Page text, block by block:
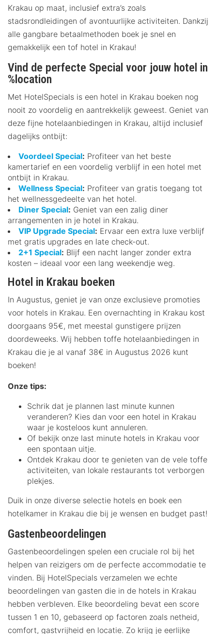
Krakau op maat, inclusief extra’s zoals
stadsrondleidingen of avontuurlijke activiteiten. Dankzij
alle gangbare betaalmethoden boek je snel en
gemakkelijk een tof hotel in Krakau!
Vind de perfecte Special voor jouw hotel in
%location
Met HotelSpecials is een hotel in Krakau boeken nog
nooit zo voordelig en aantrekkelijk geweest. Geniet van
deze fijne hotelaanbiedingen in Krakau, altijd inclusief
dagelijks ontbijt:
Voordeel Special: Profiteer van het beste
kamertarief en een voordelig verblijf in een hotel met
ontbijt in Krakau.
Wellness Special: Profiteer van gratis toegang tot
het wellnessgedeelte van het hotel.
Diner Special: Geniet van een zalig diner
arrangementen in je hotel in Krakau.
VIP Upgrade Special: Ervaar een extra luxe verblijf
met gratis upgrades en late check-out.
2+1 Special: Blijf een nacht langer zonder extra
kosten – ideaal voor een lang weekendje weg.
Hotel in Krakau boeken
In Augustus, geniet je van onze exclusieve promoties
voor hotels in Krakau. Een overnachting in Krakau kost
doorgaans 95€, met meestal gunstigere prijzen
doordeweeks. Wij hebben toffe hotelaanbiedingen in
Krakau die je al vanaf 38€ in Augustus 2026 kunt
boeken!
Onze tips:
Schrik dat je plannen last minute kunnen
veranderen? Kies dan voor een hotel in Krakau
waar je kosteloos kunt annuleren.
Of bekijk onze last minute hotels in Krakau voor
een spontaan uitje.
Ontdek Krakau door te genieten van de vele toffe
activiteiten, van lokale restaurants tot verborgen
plekjes.
Duik in onze diverse selectie hotels en boek een
hotelkamer in Krakau die bij je wensen en budget past!
Gastenbeoordelingen
Gastenbeoordelingen spelen een cruciale rol bij het
helpen van reizigers om de perfecte accommodatie te
vinden. Bij HotelSpecials verzamelen we echte
beoordelingen van gasten die in de hotels in Krakau
hebben verbleven. Elke beoordeling bevat een score
tussen 1 en 10, gebaseerd op factoren zoals netheid,
comfort, gastvrijheid en locatie. Zo krijg je eerlijke